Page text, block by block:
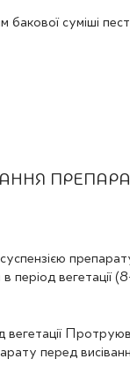
суміші
період вегетації
вегетації
перед